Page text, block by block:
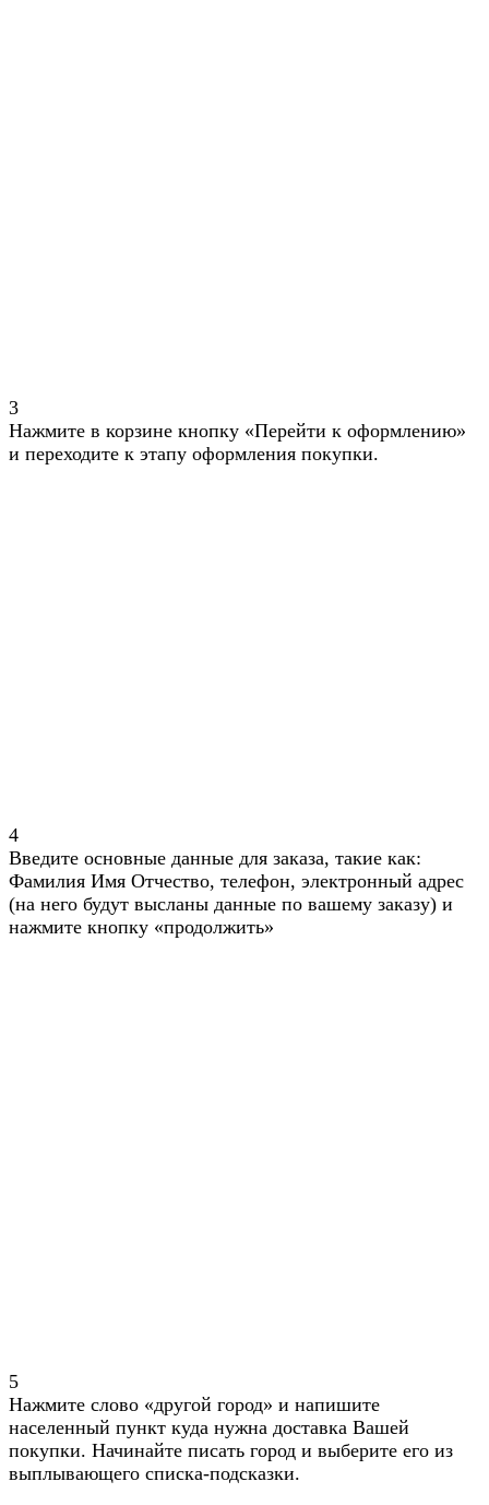
3
Нажмите в корзине кнопку «Перейти к оформлению»
и переходите к этапу оформления покупки.
4
Введите основные данные для заказа, такие как:
Фамилия Имя Отчество, телефон, электронный адрес
(на него будут высланы данные по вашему заказу) и
нажмите кнопку «продолжить»
5
Нажмите слово «другой город» и напишите
населенный пункт куда нужна доставка Вашей
покупки. Начинайте писать город и выберите его из
выплывающего списка-подсказки.